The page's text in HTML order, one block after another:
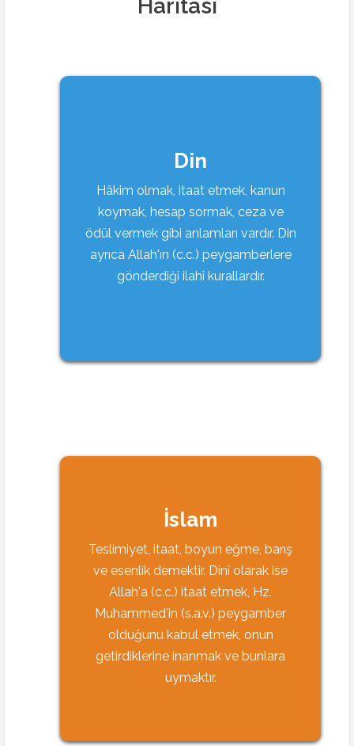
Haritası
Din
Hâkim olmak, itaat etmek, kanun
koymak, hesap sormak, ceza ve
ödül vermek gibi anlamları vardır. Din
ayrıca Allah'ın (c.c.) peygamberlere
gönderdiği ilahî kurallardır.
İslam
Teslimiyet, itaat, boyun eğme, barış
ve esenlik demektir. Dinî olarak ise
Allah'a (c.c.) itaat etmek, Hz.
Muhammed'in (s.a.v.) peygamber
olduğunu kabul etmek, onun
getirdiklerine inanmak ve bunlara
uymaktır.